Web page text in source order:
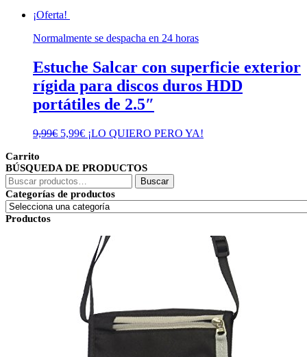
¡Oferta!
Normalmente se despacha en 24 horas
Estuche Salcar con superficie exterior
rígida para discos duros HDD
portátiles de 2.5″
9,99€ El
era:
9,99€.
5,99€El
es:
5,99€.
¡LO QUIERO PERO YA!
Carrito
BÚSQUEDA DE PRODUCTOS
Buscar
por:
Buscar
Categorías de productos
Productos